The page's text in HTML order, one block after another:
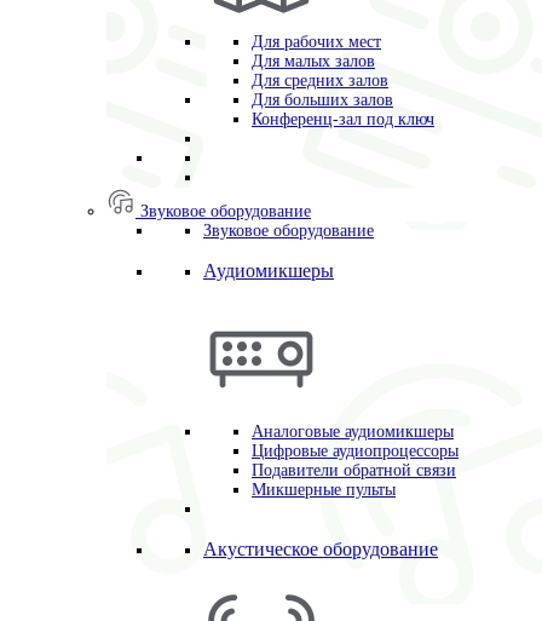
Для рабочих мест
Для малых залов
Для средних залов
Для больших залов
Конференц-зал под ключ
Звуковое оборудование
Звуковое оборудование
Аудиомикшеры
Аналоговые аудиомикшеры
Цифровые аудиопроцессоры
Подавители обратной связи
Микшерные пульты
Акустическое оборудование